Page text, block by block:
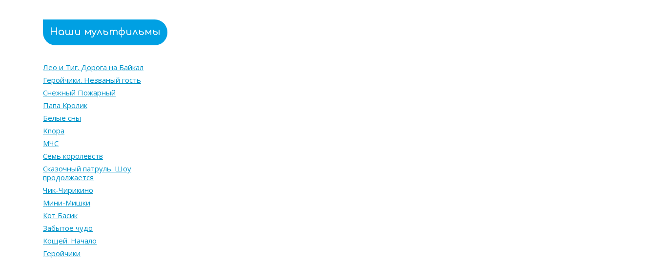
Наши мультфильмы
Лео и Тиг. Дорога на Байкал
Геройчики. Незваный гость
Снежный Пожарный
Папа Кролик
Белые сны
Knopa
МЧС
Семь королевств
Сказочный патруль. Шоу
продолжается
Чик-Чирикино
Мини-Мишки
Кот Басик
Забытое чудо
Кощей. Начало
Геройчики